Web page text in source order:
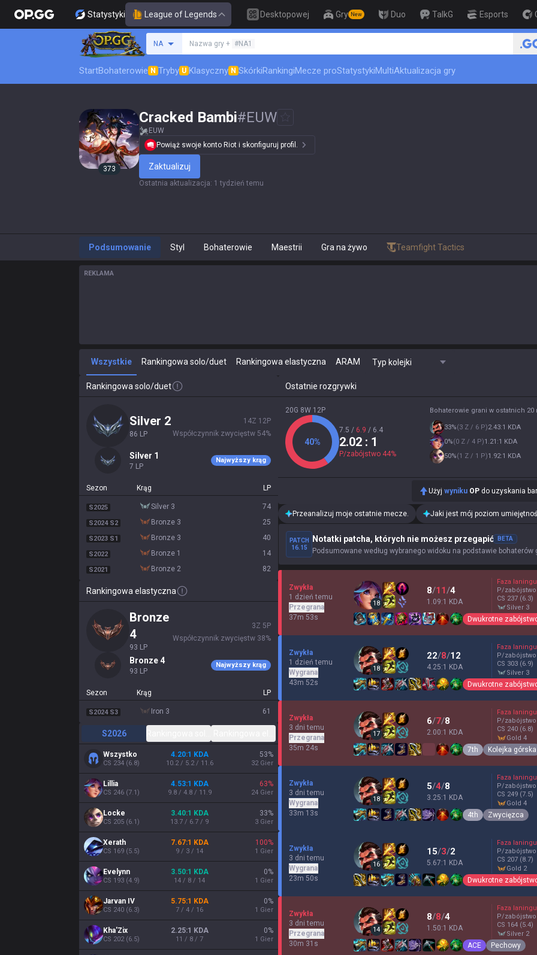
Statystyki League of Legends Desktopowej Gry New Duo TalkG Esports
NA Nazwa gry + #NA1
StartBohaterowie N Tryby U Klasyczny N SkórkiRankingiMecze proStatystykiMultiAktualizacja gry
373
Cracked Bambi#EUW
EUW
Powiąż swoje konto Riot i skonfiguruj profil.
Zaktualizuj
Ostatnia aktualizacja: 1 tydzień temu
Podsumowanie Styl Bohaterowie Maestrii Gra na żywo Teamfight Tactics
REKLAMA
Wszystkie Rankingowa solo/duet Rankingowa elastyczna ARAM Typ kolejki
Rankingowa solo/duet
silver 2
86 LP
14Z 12P
Współczynnik zwycięstw 54%
silver 1
7 LP
Najwyższy krąg
Sezon Krąg LP
S2025 silver 3 74
S2024 S2 bronze 3 25
S2023 S1 bronze 3 40
S2022 bronze 1 14
S2021 bronze 2 82
Rankingowa elastyczna
bronze
4
93 LP
3Z 5 P
Współczynnik zwycięstw 38%
bronze 4
93 LP
Najwyższy krąg
Sezon Krąg LP
S2024 S3 iron 3 61
S2026 Rankingowa elastyczna
Wszystko
CS 234 (6.8)
4.20:1 KDA
10.2 / 5.2 / 11.6
53%
32 Gier
Lillia
CS 246 (7.1)
4.53:1 KDA
9.8 / 4.8 / 11.9
63%
24 Gier
Locke
CS 205 (6.1)
3.40:1 KDA
13.7 / 6.7 / 9
33%
3 Gier
Xerath
CS 169 (5.5)
7.67:1 KDA
9 / 3 / 14
100%
1 Gier
Evelynn
CS 193 (4.9)
3.50:1 KDA
14 / 8 / 14
0%
1 Gier
Jarvan IV
CS 240 (6.3)
5.75:1 KDA
7 / 4 / 16
0%
1 Gier
Kha'Zix
CS 202(6.5)
2.25:1 KDA
11 / 8 / 7
0%
1 Gier
Ostatnie rozgrywki
20G 8W 12P
40%
7.5 / 6.9 / 6.4
2.02 : 1
P/zabójstwo 44%
Bohaterowie grani w ostatnich 20
33%(3 Z / 6 P)2.43:1 KDA
0%(0 Z / 4 P)1.21:1 KDA
50%(1 Z / 1 P)1.92:1 KDA
Użyj wyniku OP do uzyskania
Przeanalizuj moje ostatnie mecze. Jaki jest mój poziom
PATCH
16.15
Notatki patcha, których nie możesz przegapić BETA
Podsumowane według wybranego widoku na podstawie
Zwykła
1 dzień temu
Przegrana
37m 53s
18
8/11/4
1.09:1 KDA
Faza laningu
P/zabójstwo
CS 237 (6.3)
silver 3
Dwukrotne
Zwykła
1 dzień temu
Wygrana
43m 52s
18
22/8/12
4.25:1 KDA
Faza laningu
P/zabójstwo
CS 303 (6.9)
silver 3
Dwukrotne
Zwykła
3 dni temu
Przegrana
35m 24s
17
6/7/8
2.00:1 KDA
Faza laningu
P/zabójstwo
CS 240 (6.8)
gold 4
7th Kolejka górska
Zwykła
3 dni temu
Wygrana
33m 13s
18
5/4/8
3.25:1 KDA
Faza laningu
P/zabójstwo
CS 249 (7.5)
gold 4
4th Zwycięzca
Zwykła
3 dni temu
Wygrana
23m 50s
16
15/3/2
5.67:1 KDA
Faza laningu
P/zabójstwo
CS 207 (8.7)
gold 2
Dwukrotne
Zwykła
3 dni temu
Przegrana
30m 31s
14
8/8/4
1.50:1 KDA
Faza laningu
P/zabójstwo
CS 164 (5.4)
silver 2
ACE Pechowy